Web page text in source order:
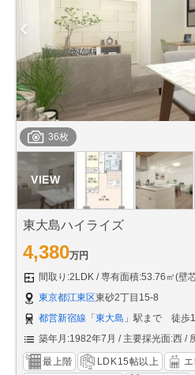
36枚
東大島ハイライズ
4,380万円
間取り:2LDK
専有面積:53.76㎡(壁
東京都江東区東砂2丁目15-8
都営新宿線 「東大島 」駅まで 徒歩
築年月:1982年7月
主要採光面:西
最上階 LDK15帖以上